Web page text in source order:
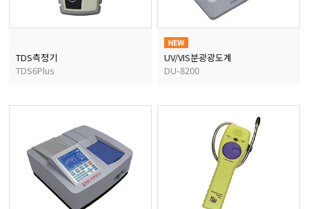
현미경/확대경
색차계/광택계/조도계/
농업/임업/해양측정기
경도계/물리/물성측정기
진공계/차압계/진공펌프
TDS측정기
TDS6Plus
UV/VIS분광광도계
DU-8200